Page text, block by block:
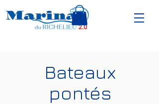
Bateaux
pontés